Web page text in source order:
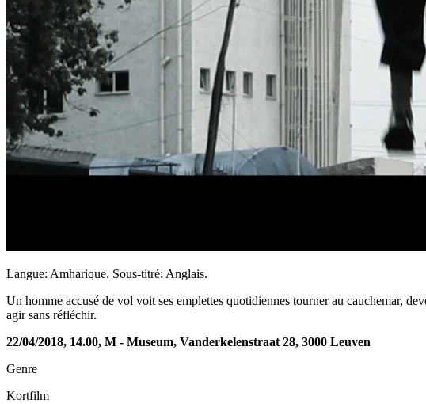
Langue: Amharique. Sous-titré: Anglais.
Un homme accusé de vol voit ses emplettes quotidiennes tourner au cauchemar,
agir sans réfléchir.
22/04/2018, 14.00, M - Museum, Vanderkelenstraat 28, 3000 Leuven
Genre
Kortfilm